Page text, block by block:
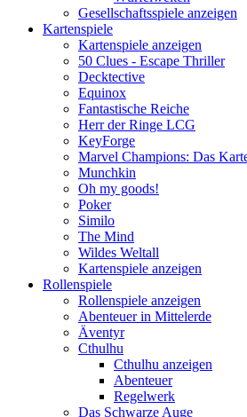
Gesellschaftsspiele anzeigen
Kartenspiele
Kartenspiele anzeigen
50 Clues - Escape Thriller
Decktective
Equinox
Fantastische Reiche
Herr der Ringe LCG
KeyForge
Marvel Champions: Das
Munchkin
Oh my goods!
Poker
Similo
The Mind
Wildes Weltall
Kartenspiele anzeigen
Rollenspiele
Rollenspiele anzeigen
Abenteuer in Mittelerde
Äventyr
Cthulhu
Cthulhu anzeigen
Abenteuer
Regelwerk
Das Schwarze Auge